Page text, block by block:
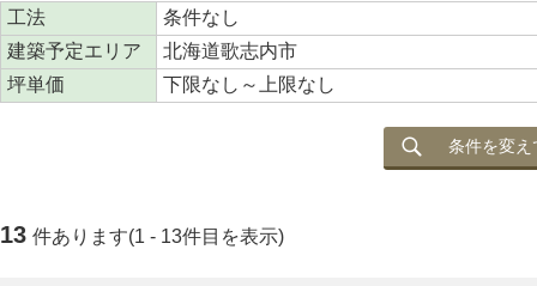
工法
条件なし
建築予定エリア
北海道歌志内市
坪単価
下限なし～上限なし
条件を変え
13 件あります(1 - 13件目を表示)